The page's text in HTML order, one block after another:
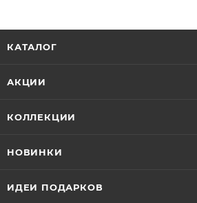
КАТАЛОГ
АКЦИИ
КОЛЛЕКЦИИ
НОВИНКИ
ИДЕИ ПОДАРКОВ